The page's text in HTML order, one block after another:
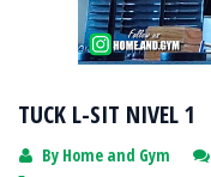
TUCK L-SIT NIVEL 1
By Home and Gym